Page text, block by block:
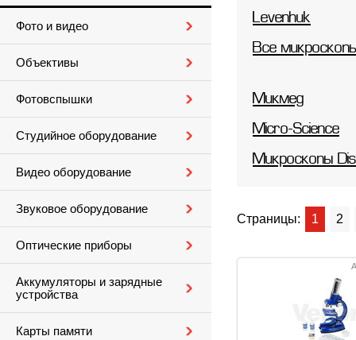
Фото и видео
Объективы
Фотовспышки
Студийное оборудование
Видео оборудование
Звуковое оборудование
Оптические приборы
Аккумуляторы и зарядные
устройства
Карты памяти
Levenhuk
Все
Микмед
Micro-Science
Микроскопы
Страницы: 1 2